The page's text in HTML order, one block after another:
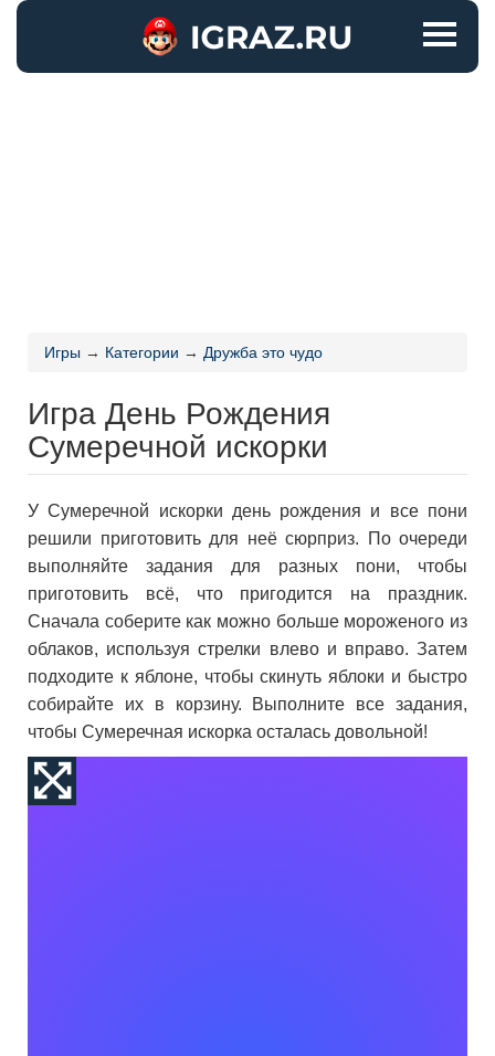
Игры → Категории → Дружба это чудо
Игра День Рождения
Сумеречной искорки
У Сумеречной искорки день рождения и все пони
решили приготовить для неё сюрприз. По очереди
выполняйте задания для разных пони, чтобы
приготовить всё, что пригодится на праздник.
Сначала соберите как можно больше мороженого из
облаков, используя стрелки влево и вправо. Затем
подходите к яблоне, чтобы скинуть яблоки и быстро
собирайте их в корзину. Выполните все задания,
чтобы Сумеречная искорка осталась довольной!